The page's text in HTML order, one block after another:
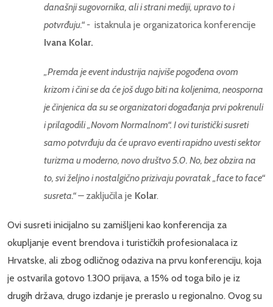
današnji sugovornika, ali i strani mediji, upravo to i
potvrđuju.“ - istaknula je organizatorica konferencije
Ivana Kolar.
„Premda je event industrija najviše pogođena ovom
krizom i čini se da će još dugo biti na koljenima, neosporna
je činjenica da su se organizatori događanja prvi pokrenuli
i prilagodili „Novom Normalnom“. I ovi turistički susreti
samo potvrđuju da će upravo eventi rapidno uvesti sektor
turizma u moderno, novo društvo 5.0. No, bez obzira na
to, svi željno i nostalgično prizivaju povratak „face to face“
susreta.“ – zaključila je Kolar.
Ovi susreti inicijalno su zamišljeni kao konferencija za
okupljanje event brendova i turističkih profesionalaca iz
Hrvatske, ali zbog odličnog odaziva na prvu konferenciju, koja
je ostvarila gotovo 1.300 prijava, a 15% od toga bilo je iz
drugih država, drugo izdanje je preraslo u regionalno. Ovog su